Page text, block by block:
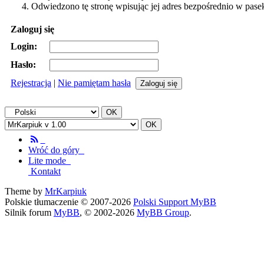
Odwiedzono tę stronę wpisując jej adres bezpośrednio w
Zaloguj się
Login:
Hasło:
Rejestracja | Nie pamiętam hasła
Wróć do góry
Lite mode
Kontakt
Theme by MrKarpiuk
Polskie tłumaczenie © 2007-2026 Polski Support MyBB
Silnik forum MyBB, © 2002-2026 MyBB Group.